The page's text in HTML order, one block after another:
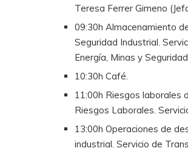
Teresa Ferrer Gimeno
09:30h Almacenamiento
Seguridad Industrial.
Energía, Minas y
10:30h Café.
11:00h Riesgos laborales
Riesgos Laborales.
13:00h Operaciones de
industrial. Servicio de